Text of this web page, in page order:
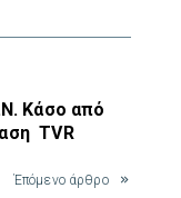
Κάσο από
TVR
Έπόμενο άρθρο